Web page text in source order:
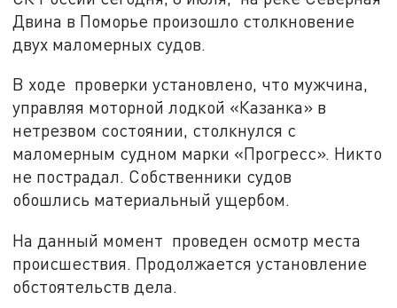
Двина в Поморье произошло столкновение
двух маломерных судов.
В ходе проверки установлено, что мужчина,
управляя моторной лодкой «Казанка» в
нетрезвом состоянии, столкнулся с
маломерным судном марки «Прогресс». Никто
не пострадал. Собственники судов
обошлись материальный ущербом.
На данный момент проведен осмотр места
происшествия. Продолжается установление
обстоятельств дела.